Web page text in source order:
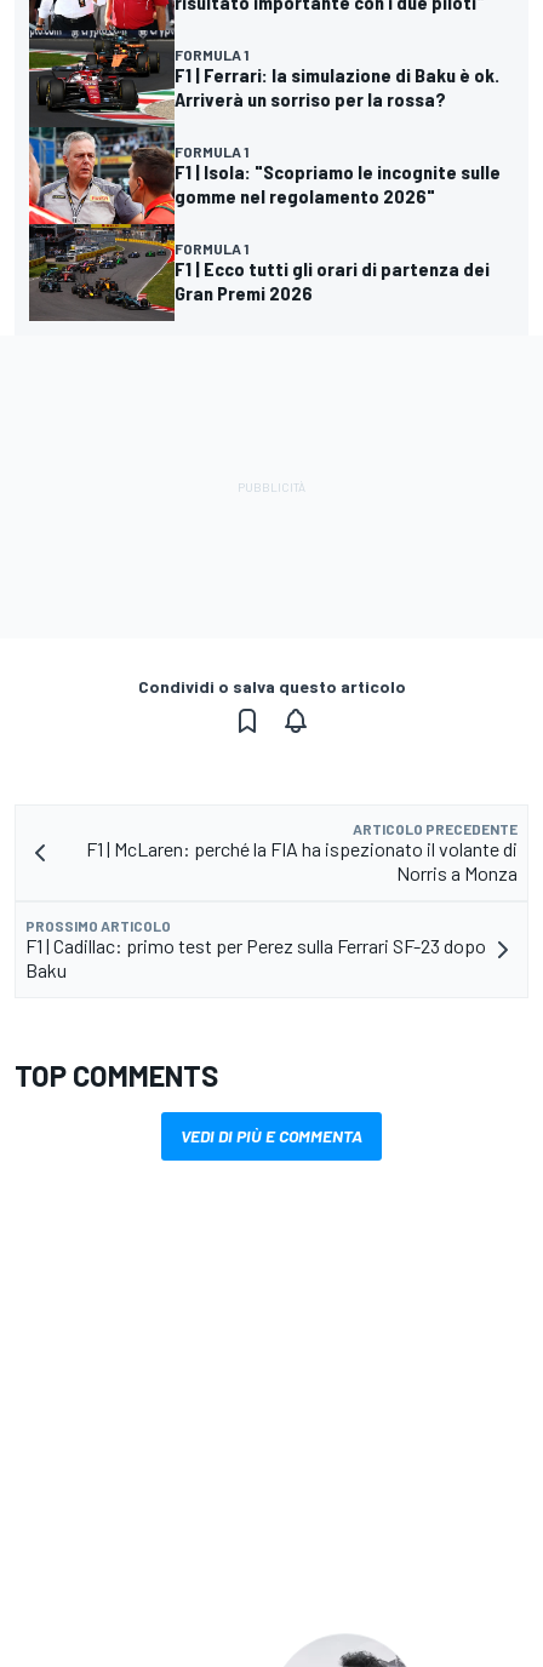
FORMULA 1
F1 | Ferrari: la simulazione di Baku è ok.
Arriverà un sorriso per la rossa?
FORMULA 1
F1 | Isola: "Scopriamo le incognite sulle
gomme nel regolamento 2026"
FORMULA 1
F1 | Ecco tutti gli orari di partenza dei
Gran Premi 2026
Condividi o salva questo articolo
ARTICOLO PRECEDENTE
F1 | McLaren: perché la FIA ha ispezionato il volante di
Norris a Monza
PROSSIMO ARTICOLO
F1 | Cadillac: primo test per Perez sulla Ferrari SF-23 dopo
Baku
TOP COMMENTS
VEDI DI PIÙ E COMMENTA